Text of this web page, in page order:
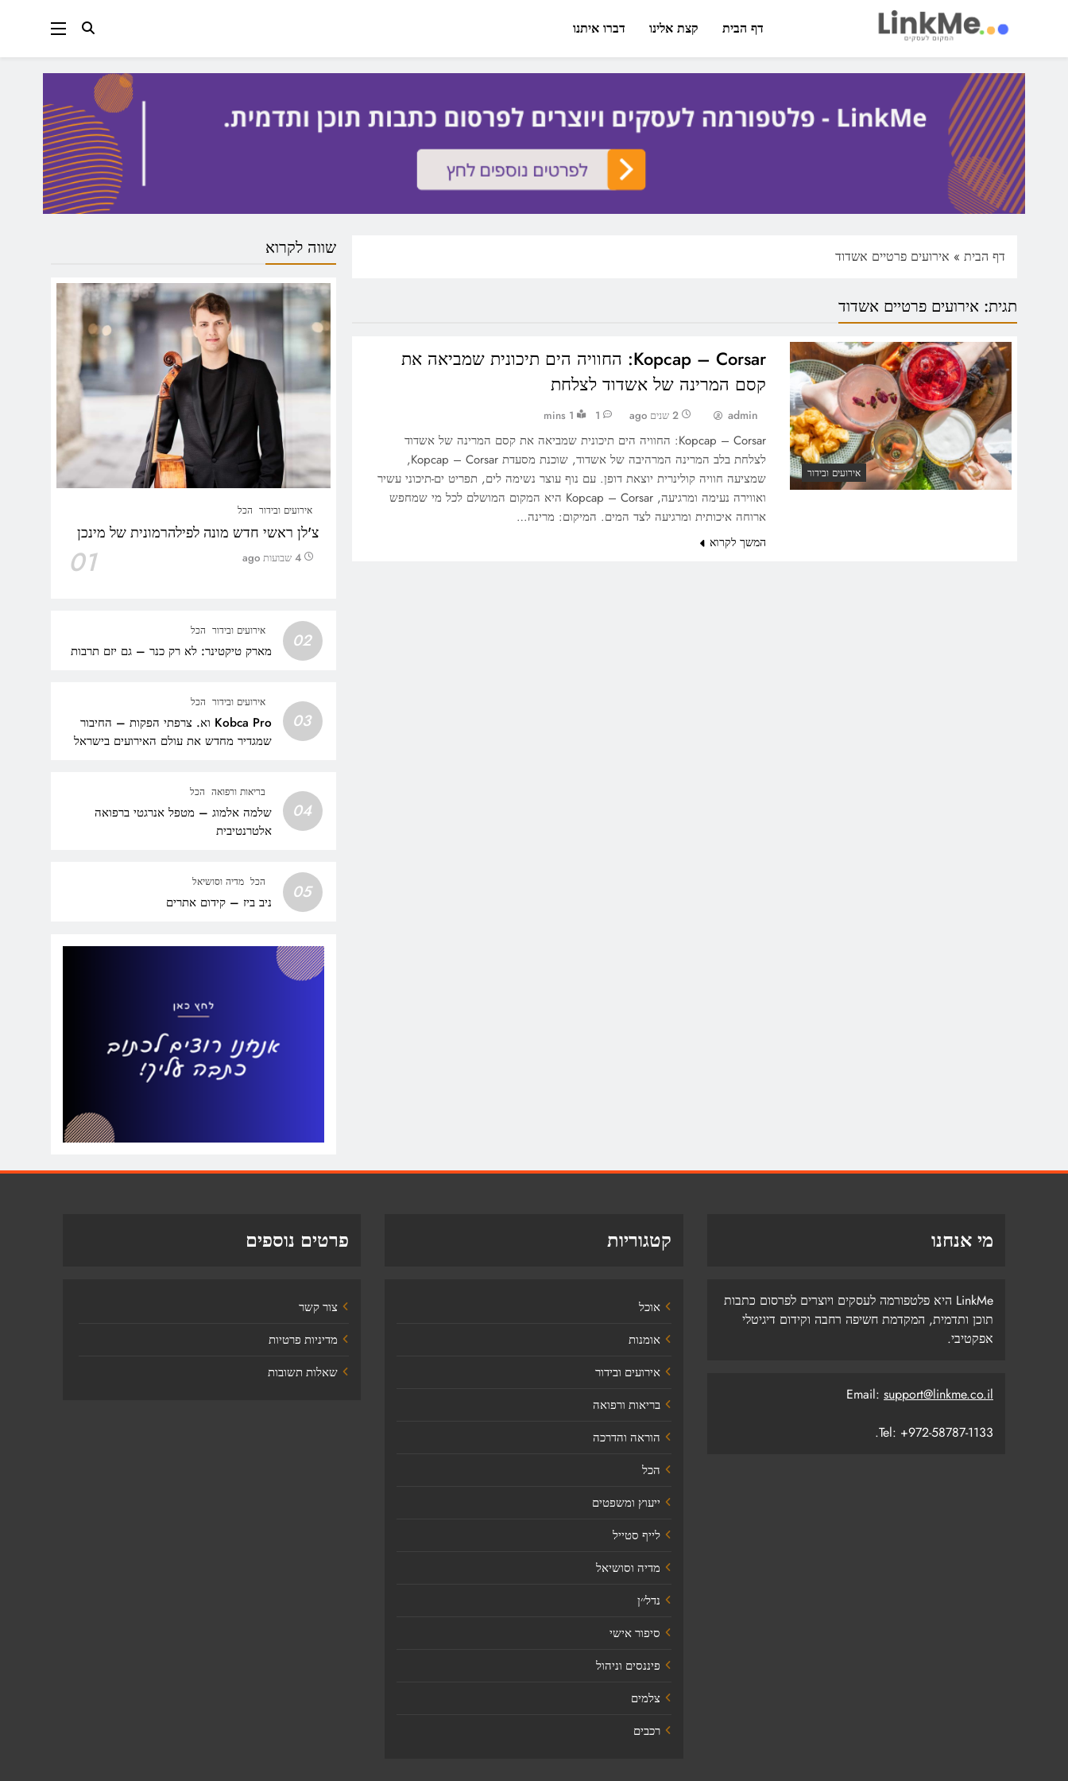
linkme.co.il
פלטפורמה מקצועית לפרסום כתבות תוכן ותדמית
דף הבית קצת אלינו דברו איתנו
דף הבית » אירועים פרטיים אשדוד
תגית: אירועים פרטיים אשדוד
אירועים ובידור
Корсар – Corsar: החוויה הים תיכונית שמביאה את
קסם המרינה של אשדוד לצלחת
admin 2 שנים ago 1
1 mins
Корсар – Corsar: החוויה הים תיכונית שמביאה את קסם המרינה של אשדוד
לצלחת בלב המרינה המרהיבה של אשדוד, שוכנת מסעדת Корсар – Corsar,
שמציעה חוויה קולינרית יוצאת דופן. עם נוף עוצר נשימה לים, תפריט ים-תיכוני עשיר
ואווירה נעימה ומרגיעה, Корсар – Corsar היא המקום המושלם לכל מי שמחפש
ארוחה איכותית ומרגיעה לצד המים. המיקום: מרינה…
המשך לקרוא
שווה לקרוא
אירועים ובידור הכל
צ'לן ראשי חדש מונה לפילהרמונית של מינכן
01 4 שבועות ago
02 אירועים ובידור הכל
מארק טיקטינר: לא רק כנר – גם יזם תרבות
03
אירועים ובידור הכל
Kobca Pro וא. צרפתי הפקות – החיבור
שמגדיר מחדש את עולם האירועים בישראל
04
בריאות ורפואה הכל
שלמה אלמוג – מטפל אנרגטי ברפואה
אלטרנטיבית
05 הכל מדיה וסושיאל
ניב ביז – קידום אתרים
מי אנחנו
LinkMe היא פלטפורמה לעסקים ויוצרים לפרסום כתבות
תוכן ותדמית, המקדמת חשיפה רחבה וקידום דיגיטלי
אפקטיבי.
Email: support@linkme.co.il
Tel: +972-58787-1133.
קטגוריות
אוכל
אומנות
אירועים ובידור
בריאות ורפואה
הוראה והדרכה
הכל
ייעוץ ומשפטים
לייף סטייל
מדיה וסושיאל
נדל׳׳ן
סיפור אישי
פיננסים וניהול
צלמים
רכבים
פרטים נוספים
צור קשר
מדיניות פרטיות
שאלות תשובות